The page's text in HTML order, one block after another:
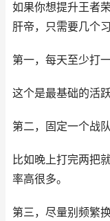
如果你想提升王者
肝帝，只需要几个
第一，每天至少打
这个是最基础的活
第二，固定一个战
比如晚上打完两把
率高很多。
第三，尽量别频繁